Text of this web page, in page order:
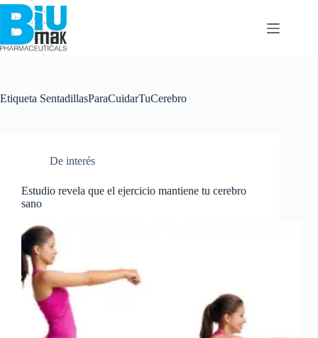
Etiqueta SentadillasParaCuidarTuCerebro
De interés
Estudio revela que el ejercicio mantiene tu cerebro
sano